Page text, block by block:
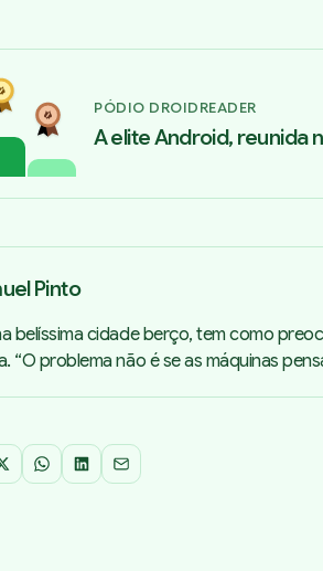
PÓDIO DROIDREADER
A elite Android, reunida
Pinto
belíssima cidade berço, tem como
“O problema não é se as máquinas
WhatsApp
LinkedInEmail